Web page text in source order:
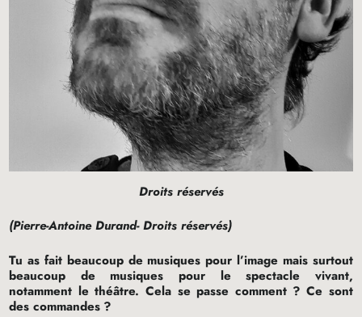
Droits réservés
(Pierre-Antoine Durand- Droits réservés)
Tu as fait beaucoup de musiques pour l’image mais surtout
beaucoup de musiques pour le spectacle vivant,
notamment le théâtre. Cela se passe comment ? Ce sont
des commandes ?